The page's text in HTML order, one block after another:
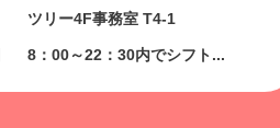
ツリー4F事務室 T4-1
8：00～22：30内でシフト...